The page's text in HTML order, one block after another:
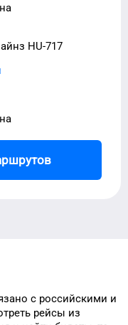
HU-717
с российскими и
рейсы из